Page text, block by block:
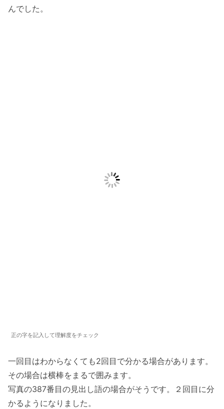
んでした。
正の字を記入して理解度をチェック
一回目はわからなくても2回目で分かる場合があります。
その場合は横棒をまるで囲みます。
写真の387番目の見出し語の場合がそうです。２回目に分
かるようになりました。